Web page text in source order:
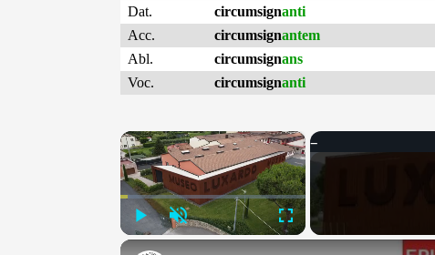
Dat.
circumsignanti
Acc.
circumsignantem
Abl.
circumsignans
Voc.
circumsignanti
×
Play Unmute Fullscreen